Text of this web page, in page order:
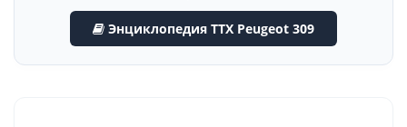
Энциклопедия ТТХ Peugeot 309